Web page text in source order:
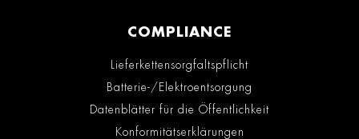
COMPLIANCE
Lieferkettensorgfaltspflicht
Batterie-/Elektroentsorgung
Datenblätter für die Öffentlichkeit
Konformitätserklärungen